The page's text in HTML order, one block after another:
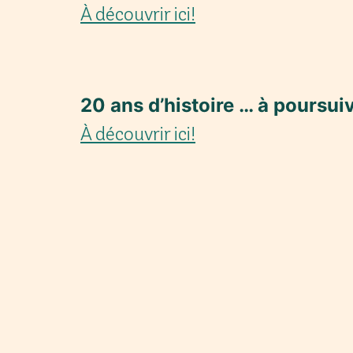
À découvrir ici!
20 ans d’histoire … à
À découvrir ici!